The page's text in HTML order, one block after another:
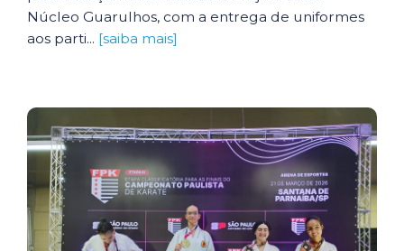
Núcleo Guarulhos, com a entrega de uniformes
aos parti... [saiba mais]